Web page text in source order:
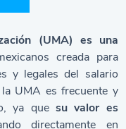
(UMA) es una
creada para
y legales del salario
UMA es frecuente y
ya quesu valor es
directamente en